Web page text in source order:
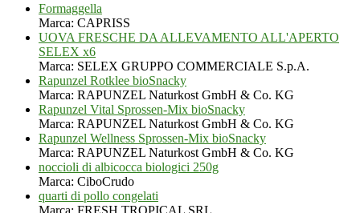
Formaggella
Marca: CAPRISS
UOVA FRESCHE DA ALLEVAMENTO ALL'APERTO
SELEX x6
Marca: SELEX GRUPPO COMMERCIALE S.p.A.
Rapunzel Rotklee bioSnacky
Marca: RAPUNZEL Naturkost GmbH & Co. KG
Rapunzel Vital Sprossen-Mix bioSnacky
Marca: RAPUNZEL Naturkost GmbH & Co. KG
Rapunzel Wellness Sprossen-Mix bioSnacky
Marca: RAPUNZEL Naturkost GmbH & Co. KG
noccioli di albicocca biologici 250g
Marca: CiboCrudo
quarti di pollo congelati
Marca: FRESH TROPICAL SRL